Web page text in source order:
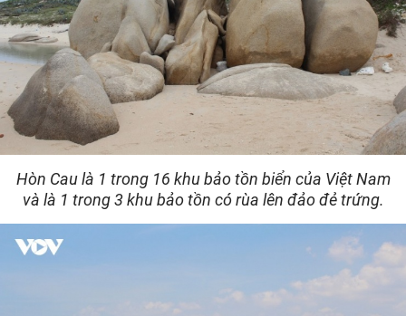
Hòn Cau là 1 trong 16 khu bảo tồn biển của Việt Nam
và là 1 trong 3 khu bảo tồn có rùa lên đảo đẻ trứng.